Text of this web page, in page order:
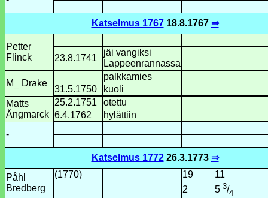
Katselmus 176718.8.1767 ⇒
Petter
Flinck
23.8.1741
jäi vangiksi
Lappeenrannassa
M_ Drake
palkka­mies
31.5.1750
kuoli
Matts
Ängmarck
25.2.1751
otettu
6.4.1762
hylättiin
-
Katselmus 177226.3.1773 ⇒
Påhl
Bredberg
(1770) 19
11
2
5 3/4